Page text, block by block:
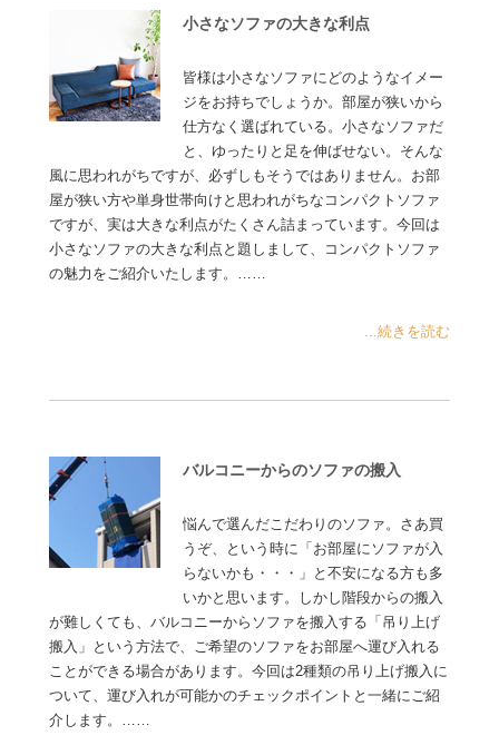
小さなソファの大きな利点
皆様は小さなソファにどのようなイメー
ジをお持ちでしょうか。部屋が狭いから
仕方なく選ばれている。小さなソファだ
と、ゆったりと足を伸ばせない。そんな
風に思われがちですが、必ずしもそうではありません。お部
屋が狭い方や単身世帯向けと思われがちなコンパクトソファ
ですが、実は大きな利点がたくさん詰まっています。今回は
小さなソファの大きな利点と題しまして、コンパクトソファ
の魅力をご紹介いたします。……
...続きを読む
バルコニーからのソファの搬入
悩んで選んだこだわりのソファ。さあ買
うぞ、という時に「お部屋にソファが入
らないかも・・・」と不安になる方も多
いかと思います。しかし階段からの搬入
が難しくても、バルコニーからソファを搬入する「吊り上げ
搬入」という方法で、ご希望のソファをお部屋へ運び入れる
ことができる場合があります。今回は2種類の吊り上げ搬入に
ついて、運び入れが可能かのチェックポイントと一緒にご紹
介します。……